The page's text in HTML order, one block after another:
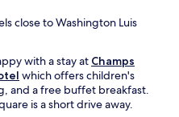
close to Washington Luis
with a stay at Champs
which offers children's
and a free buffet breakfast.
is a short drive away.